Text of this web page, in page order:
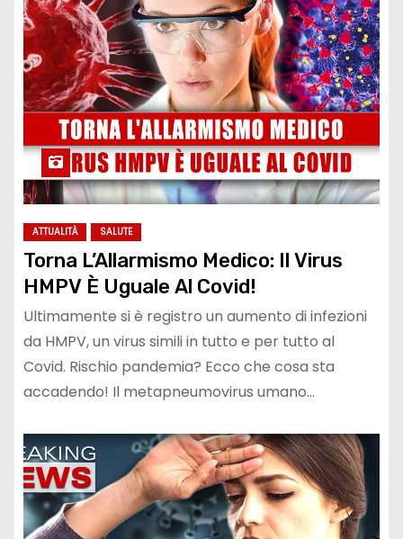
ATTUALITÀ SALUTE
Torna L’Allarmismo Medico: Il Virus
HMPV È Uguale Al Covid!
Ultimamente si è registro un aumento di infezioni
da HMPV, un virus simili in tutto e per tutto al
Covid. Rischio pandemia? Ecco che cosa sta
accadendo! Il metapneumovirus umano…